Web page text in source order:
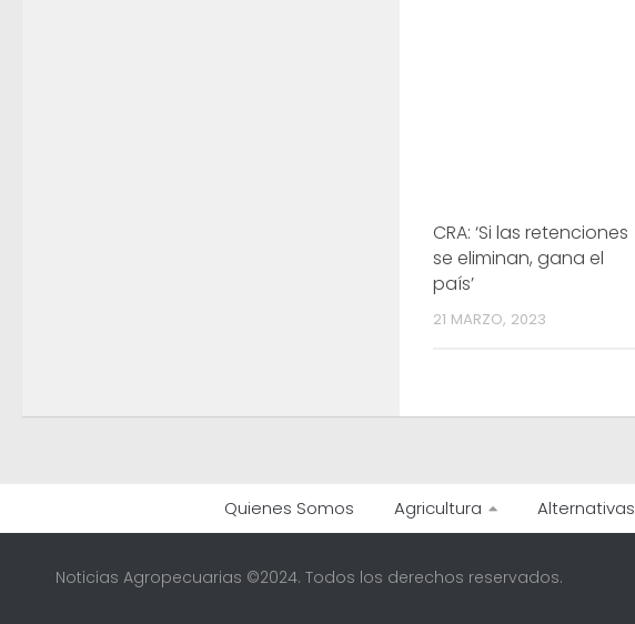
CRA: ‘Si las retenciones
se eliminan, gana el
país’
21 MARZO, 2023
Quienes Somos Agricultura Alternativas
Noticias Agropecuarias ©2024. Todos los derechos reservados.